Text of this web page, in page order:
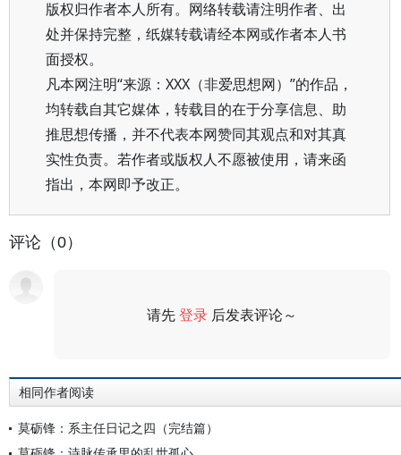
版权归作者本人所有。网络转载请注明作者、出
处并保持完整，纸媒转载请经本网或作者本人书
面授权。
凡本网注明“来源：XXX（非爱思想网）”的作品，
均转载自其它媒体，转载目的在于分享信息、助
推思想传播，并不代表本网赞同其观点和对其真
实性负责。若作者或版权人不愿被使用，请来函
指出，本网即予改正。
评论（0）
请先登录 后发表评论～
相同作者阅读
莫砺锋：系主任日记之四（完结篇）